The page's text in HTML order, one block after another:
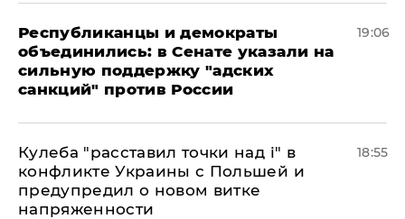
Республиканцы и демократы
объединились: в Сенате указали на
сильную поддержку "адских
санкций" против России
19:06
Кулеба "расставил точки над і" в
конфликте Украины с Польшей и
предупредил о новом витке
напряженности
18:55